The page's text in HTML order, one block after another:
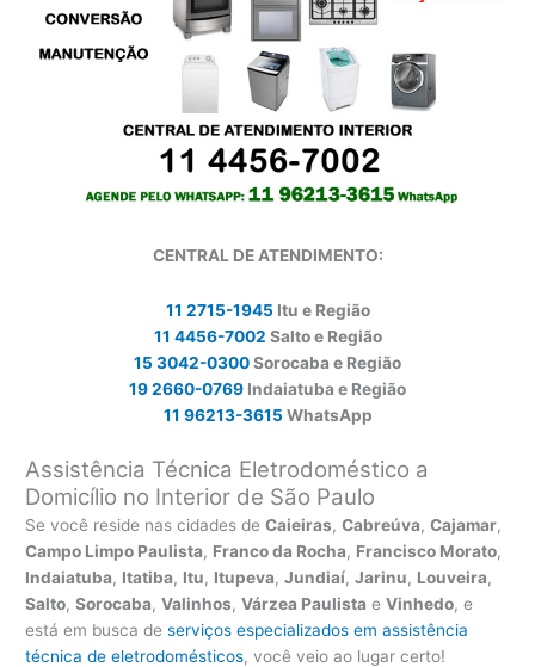
CENTRAL DE ATENDIMENTO:
11 2715-1945 Itu e Região
11 4456-7002 Salto e Região
15 3042-0300Sorocaba e Região
19 2660-0769 Indaiatuba e Região
11 96213-3615 WhatsApp
Assistência Técnica Eletrodoméstico a
Domicílio no Interior de São Paulo
Se você reside nas cidades deCaieiras,Cabreúva,Cajamar,
Campo Limpo Paulista, Franco da Rocha, Francisco Morato,
Indaiatuba, Itatiba, Itu, Itupeva,Jundiaí,Jarinu, Louveira,
Salto,Sorocaba,Valinhos,Várzea Paulista eVinhedo, e
está em busca deserviços especializados em assistência
técnica de eletrodomésticos, você veio ao lugar certo!